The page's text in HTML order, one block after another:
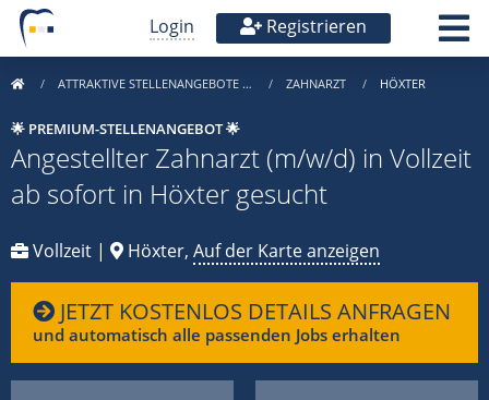
Login Registrieren
ATTRAKTIVE STELLENANGEBOTE … ZAHNARZT HÖXTER
🌟 PREMIUM-STELLENANGEBOT 🌟
Angestellter Zahnarzt (m/w/d) in Vollzeit
ab sofort in Höxter gesucht
Vollzeit | Höxter, Auf der Karte anzeigen
JETZT KOSTENLOS DETAILS ANFRAGEN
und automatisch alle passenden Jobs erhalten